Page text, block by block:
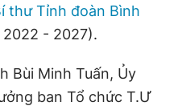
hệ quảng cáo
thư Tỉnh đoàn Bình
- 2027).
Bùi Minh Tuấn, Ủy
ban Tổ chức T.Ư